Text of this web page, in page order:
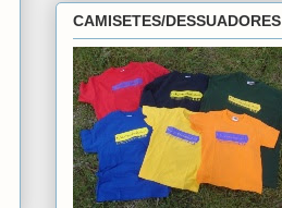
CAMISETES/DESSUADORES